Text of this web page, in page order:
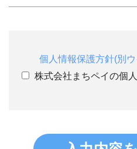
個人情報保護方針(別
株式会社まちペイの個